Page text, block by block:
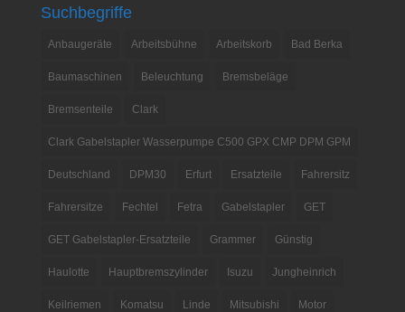
Suchbegriffe
Anbaugeräte Arbeitsbühne Arbeitskorb Bad Berka
Baumaschinen Beleuchtung Bremsbeläge
Bremsenteile Clark
Clark Gabelstapler Wasserpumpe C500 GPX CMP DPM GPM
Deutschland DPM30 Erfurt Ersatzteile Fahrersitz
Fahrersitze Fechtel Fetra Gabelstapler GET
GET Gabelstapler-Ersatzteile Grammer Günstig
Haulotte Hauptbremszylinder Isuzu Jungheinrich
Keilriemen Komatsu Linde Mitsubishi Motor